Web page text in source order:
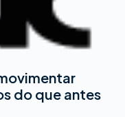
do que antes